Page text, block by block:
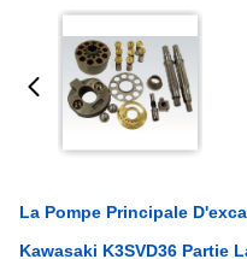
La Pompe Principale
Kawasaki K3SVD36 Partie